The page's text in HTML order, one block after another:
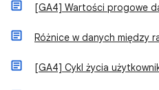
[GA4] Wartości progowe
Różnice w danych między
[GA4] Cykl życia